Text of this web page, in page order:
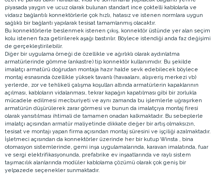
piyasada yaygın ve ucuz olarak bulunan standart ince çoktelli kablolarla ve
vidasız bağlantılı konnektörlerle çok hızlı, hatasız ve istenen normlara uygun
sağlıklı bir bağlantı yapılarak tesisat tamamlanmış olacaktır.
Bu konnektörlerle beslenmek istenen çıkış, konnektör üstünde yer alan seçim
kolu istenen faza getirilerek aşağı bastırılır. Böylece istendiği anda faz değişimi
de gerçekleştirilebilir.
Diğer bir uygulama örneği de özellikle ve ağırlıklı olarak aydınlatma
armatürlerinde gömme (ankastre) tip konnektör kullanımıdır. Bu şekilde
imalatçı armatürü doğrudan montaja hazır halde sevk edebilecek böylece
montaj esnasında özellikle yüksek tavanlı (havaalanı, alışveriş merkezi vb)
yerlerde, zor ve tehlikeli çalışma koşulları altında armatürlerin kapaklarının
açılması, kabloların vidalanması, tekrar kapağın kapatılması gibi bir zorlukla
mücadele edilmesi mecburiyeti ve aynı zamanda bu işlemlerle uğraşırken
armatürün düşürülerek zarar görmesi ve bunun da imalatçıya montaj firesi
olarak yansıtılması ihtimali de tamamen onadan kalkmaktadır. Bu sebeplerle
imalatçı açısından armatür maliyetinde dikkate değer bir artış olmaksızın,
tesisat ve montajı yapan firma açısından montaj süresini ve işçiliği azalmaktadır.
İşletmeci açısından da konnektörler üzerinde her bir kutup Winsta , bina
otomasyon sistemlerinde, gemi inşa uygulamalarında, karavan imalatında, fuar
ve sergi elektrifikasyonunda, prefabrike ev inşaatlarında ve raylı sistem
taşımacılık alanlarında modüler kablolama çözümü olarak çok geniş bir
yelpazede seçenekler sunmaktadır.